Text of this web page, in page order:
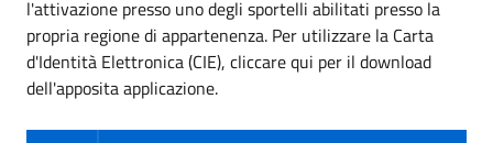
l'attivazione presso uno degli sportelli abilitati presso la
propria regione di appartenenza. Per utilizzare la Carta
d'Identità Elettronica (CIE), cliccare qui per il download
dell'apposita applicazione.